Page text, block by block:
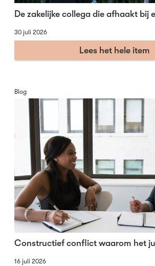
De zakelijke collega die afhaakt bij
30 juli 2026
Lees het hele item
Blog
Constructief conflict waarom het
16 juli 2026